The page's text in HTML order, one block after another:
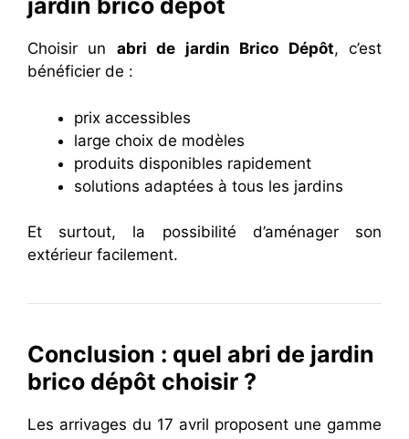
jardin brico dépôt
Choisir un abri de jardin Brico Dépôt, c’est
bénéficier de :
prix accessibles
large choix de modèles
produits disponibles rapidement
solutions adaptées à tous les jardins
Et surtout, la possibilité d’aménager son
extérieur facilement.
Conclusion : quel abri de jardin
brico dépôt choisir ?
Les arrivages du 17 avril proposent une gamme